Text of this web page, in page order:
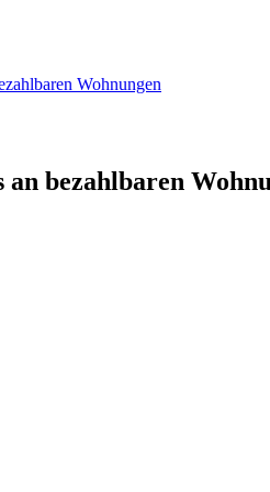
Wohnungen
bezahlbaren